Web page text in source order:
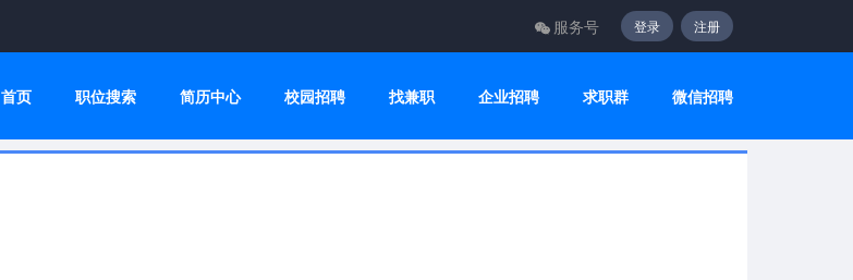
服务号 登录 注册
首页 职位搜索 简历中心 校园招聘 找兼职 企业招聘 求职群 微信招聘